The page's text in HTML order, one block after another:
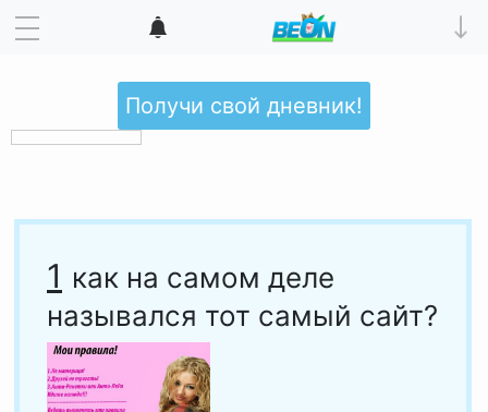
Получи свой дневник!
1 как на самом деле
назывался тот самый сайт?